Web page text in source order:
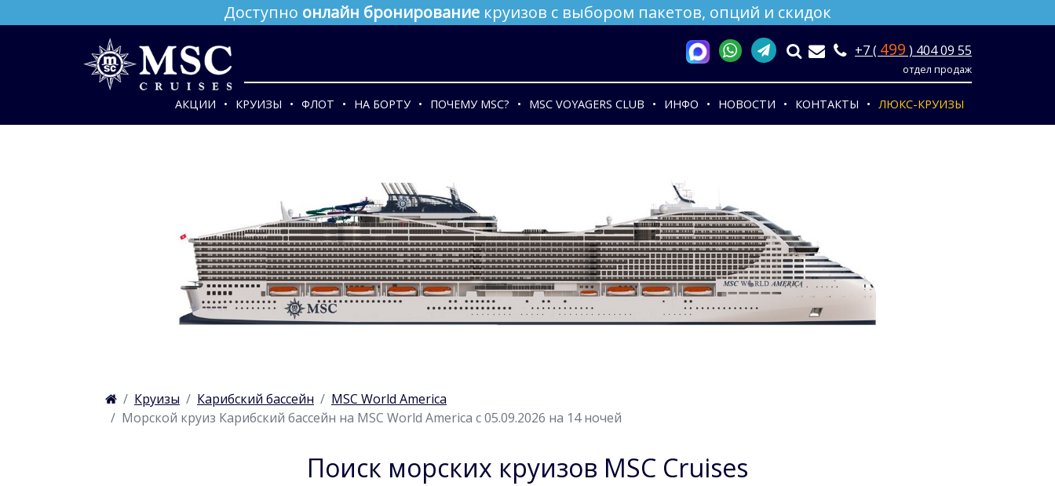
Доступно онлайн бронирование круизов с выбором пакетов, опций и скидок
+7 ( 499 ) 404 09 55
отдел продаж
АКЦИИ КРУИЗЫ ФЛОТ НА БОРТУ ПОЧЕМУ MSC? MSC VOYAGERS CLUB ИНФО НОВОСТИ КОНТАКТЫ ЛЮКС-КРУИЗЫ
Круизы Карибский бассейн
MSC World America
Морской круиз Карибский бассейн на MSC World America с 05.09.2026 на 14 ночей
Поиск морских круизов MSC Cruises